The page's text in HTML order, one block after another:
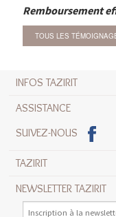
Remboursement
TOUS LES
INFOS TAZIRIT
ASSISTANCE
SUIVEZ-NOUS
TAZIRIT
NEWSLETTER TAZIRIT